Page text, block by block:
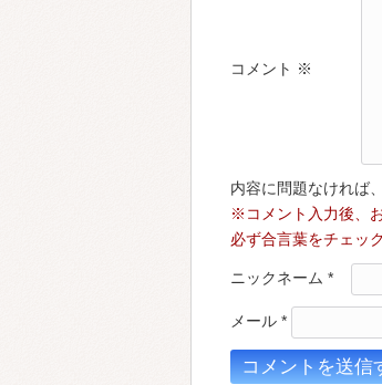
コメント ※
内容に問題なければ
※コメント入力後、
必ず合言葉をチェッ
ニックネーム *
メール *